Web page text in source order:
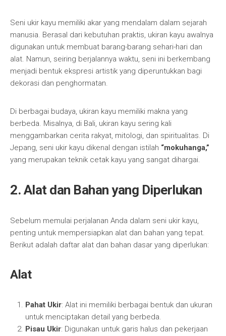
Seni ukir kayu memiliki akar yang mendalam dalam sejarah
manusia. Berasal dari kebutuhan praktis, ukiran kayu awalnya
digunakan untuk membuat barang-barang sehari-hari dan
alat. Namun, seiring berjalannya waktu, seni ini berkembang
menjadi bentuk ekspresi artistik yang diperuntukkan bagi
dekorasi dan penghormatan.
Di berbagai budaya, ukiran kayu memiliki makna yang
berbeda. Misalnya, di Bali, ukiran kayu sering kali
menggambarkan cerita rakyat, mitologi, dan spiritualitas. Di
Jepang, seni ukir kayu dikenal dengan istilah “mokuhanga,”
yang merupakan teknik cetak kayu yang sangat dihargai.
2. Alat dan Bahan yang Diperlukan
Sebelum memulai perjalanan Anda dalam seni ukir kayu,
penting untuk mempersiapkan alat dan bahan yang tepat.
Berikut adalah daftar alat dan bahan dasar yang diperlukan:
Alat
Pahat Ukir: Alat ini memiliki berbagai bentuk dan ukuran
untuk menciptakan detail yang berbeda.
Pisau Ukir: Digunakan untuk garis halus dan pekerjaan